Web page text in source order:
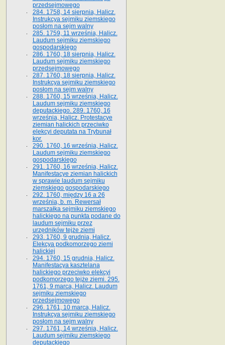
przedsejmowego
284. 1758, 14 sierpnia, Halicz.
Instrukcya sejmiku ziemskiego
posłom na sejm walny
285. 1759, 11 września, Halicz.
Laudum sejmiku ziemskiego
gospodarskiego
286. 1760, 18 sierpnia, Halicz.
Laudum sejmiku ziemskiego
przedsejmowego
287. 1760, 18 sierpnia, Halicz.
Instrukcya sejmiku ziemskiego
posłom na sejm walny
288. 1760, 15 września, Halicz.
Laudum sejmiku ziemskiego
deputackiego. 289. 1760, 16
września, Halicz. Protestacye
ziemian halickich przeciwko
elekcyi deputata na Trybunał
kor.
290. 1760, 16 września, Halicz.
Laudum sejmiku ziemskiego
gospodarskiego
291. 1760, 16 września, Halicz.
Manifestacye ziemian halickich
w sprawie laudum sejmiku
ziemskiego gospodarskiego
292. 1760, między 16 a 26
września, b. m. Rewersał
marszałka sejmiku ziemskiego
halickiego na punkta podane do
laudum sejmiku przez
urzędników tejże ziemi
293. 1760, 9 grudnia, Halicz.
Elekcya podkomorzego ziemi
halickiej
294. 1760, 15 grudnia, Halicz.
Manifestacya kasztelana
halickiego przeciwko elekcyi
podkomorzego tejże ziemi. 295.
1761, 9 marca, Halicz. Laudum
sejmiku ziemskiego
przedsejmowego
296. 1761, 10 marca, Halicz.
Instrukcya sejmiku ziemskiego
posłom na sejm walny
297. 1761, 14 września, Halicz.
Laudum sejmiku ziemskiego
deputackiego